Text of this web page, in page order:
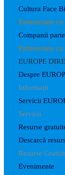
Cultura Face
Parteneriate
Companii
Parteneriate
EUROPE
Despre
Informații
Servicii
Servicii
Resurse
Descarcă
Resurse
Evenimente